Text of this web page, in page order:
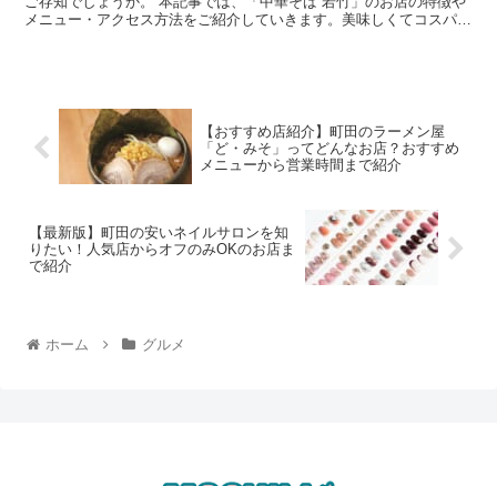
メニュー・アクセス方法をご紹介していきます。美味しくてコスパも
【おすすめ店紹介】町田のラーメン屋
「ど・みそ」ってどんなお店？おすすめ
メニューから営業時間まで紹介
【最新版】町田の安いネイルサロンを知
りたい！人気店からオフのみOKのお店ま
で紹介
ホーム グルメ